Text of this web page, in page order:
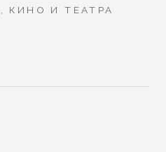
КИНО И ТЕАТРА